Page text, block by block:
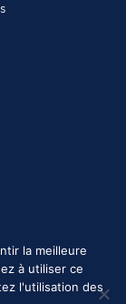
la meilleure
à utiliser ce
l'utilisation des